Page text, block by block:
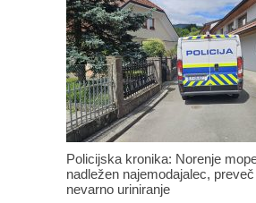
Policijska kronika: Norenje
nadležen najemodajalec,
nevarno uriniranje